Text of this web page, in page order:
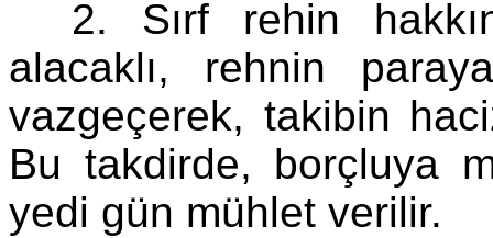
2. Sırf rehin
alacaklı, rehnin
vazgeçerek, takibin
Bu takdirde, borçluya
yedi gün mühlet verilir.